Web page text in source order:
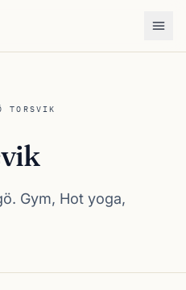
TORSVIK
Gym, Hot yoga,